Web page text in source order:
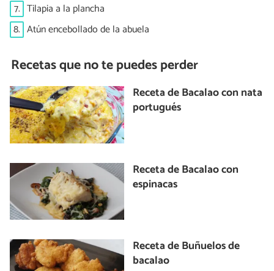
7. Tilapia a la plancha
8. Atún encebollado de la abuela
Recetas que no te puedes perder
Receta de Bacalao con nata
portugués
Receta de Bacalao con
espinacas
Receta de Buñuelos de
bacalao